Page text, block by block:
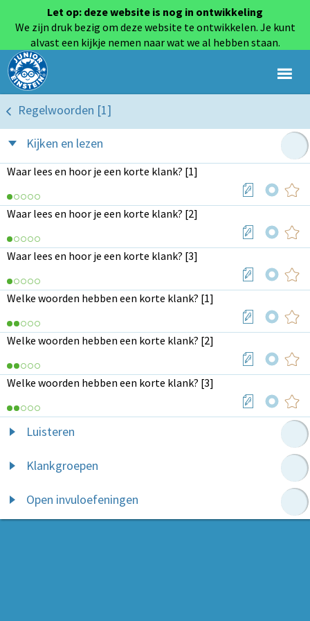
Let op: deze website is nog in ontwikkeling
We zijn druk bezig om deze website te ontwikkelen. Je kunt
alvast een kijkje nemen naar wat we al hebben staan.
Regelwoorden [1]
Kijken en lezen
Waar lees en hoor je een korte klank? [1]
Waar lees en hoor je een korte klank? [2]
Waar lees en hoor je een korte klank? [3]
Welke woorden hebben een korte klank? [1]
Welke woorden hebben een korte klank? [2]
Welke woorden hebben een korte klank? [3]
Luisteren
Klankgroepen
Open invuloefeningen